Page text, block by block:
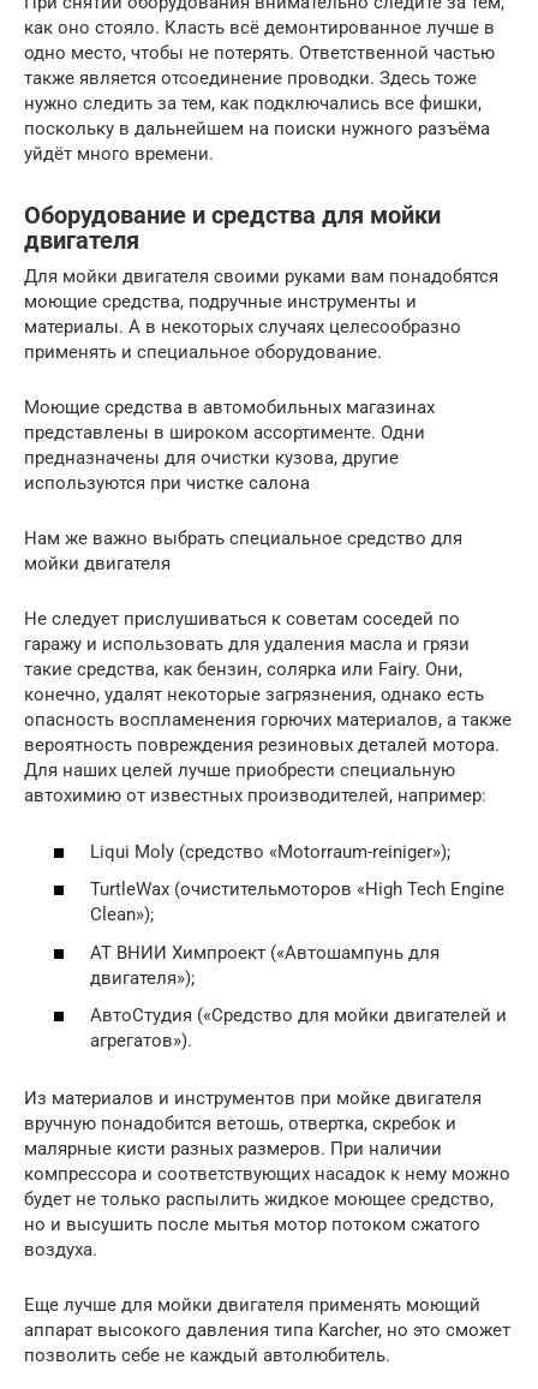
как оно стояло. Класть всё демонтированное лучше в
одно место, чтобы не потерять. Ответственной частью
также является отсоединение проводки. Здесь тоже
нужно следить за тем, как подключались все фишки,
поскольку в дальнейшем на поиски нужного разъёма
уйдёт много времени.
Оборудование и средства для мойки
двигателя
Для мойки двигателя своими руками вам понадобятся
моющие средства, подручные инструменты и
материалы. А в некоторых случаях целесообразно
применять и специальное оборудование.
Моющие средства в автомобильных магазинах
представлены в широком ассортименте. Одни
предназначены для очистки кузова, другие
используются при чистке салона
Нам же важно выбрать специальное средство для
мойки двигателя
Не следует прислушиваться к советам соседей по
гаражу и использовать для удаления масла и грязи
такие средства, как бензин, солярка или Fairy. Они,
конечно, удалят некоторые загрязнения, однако есть
опасность воспламенения горючих материалов, а также
вероятность повреждения резиновых деталей мотора.
Для наших целей лучше приобрести специальную
автохимию от известных производителей, например:
Liqui Moly (средство «Motorraum-reiniger»);
TurtleWax (очистительмоторов «High Tech Engine
Clean»);
АТ ВНИИ Химпроект («Автошампунь для
двигателя»);
АвтоСтудия («Средство для мойки двигателей и
агрегатов»).
Из материалов и инструментов при мойке двигателя
вручную понадобится ветошь, отвертка, скребок и
малярные кисти разных размеров. При наличии
компрессора и соответствующих насадок к нему можно
будет не только распылить жидкое моющее средство,
но и высушить после мытья мотор потоком сжатого
воздуха.
Еще лучше для мойки двигателя применять моющий
аппарат высокого давления типа Karcher, но это сможет
позволить себе не каждый автолюбитель.